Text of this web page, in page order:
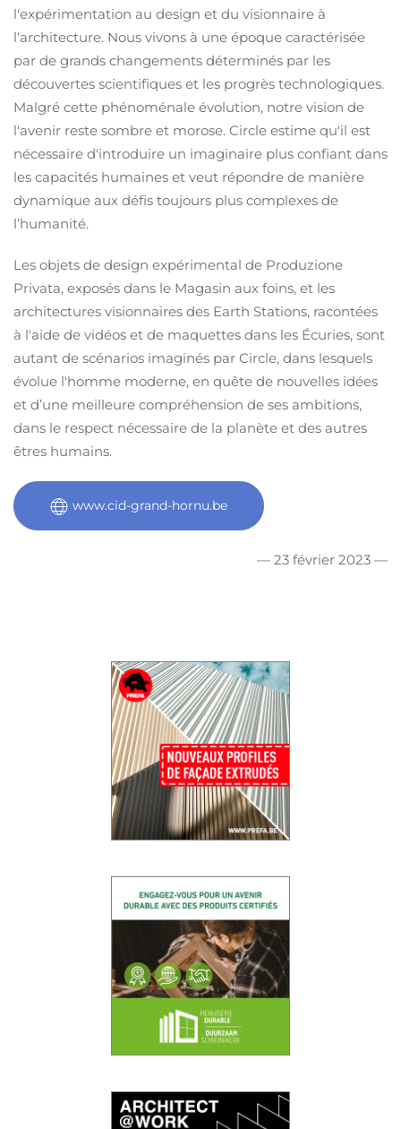
l'expérimentation au design et du visionnaire à
l'architecture. Nous vivons à une époque caractérisée
par de grands changements déterminés par les
découvertes scientifiques et les progrès technologiques.
Malgré cette phénoménale évolution, notre vision de
l'avenir reste sombre et morose. Circle estime qu'il est
nécessaire d'introduire un imaginaire plus confiant dans
les capacités humaines et veut répondre de manière
dynamique aux défis toujours plus complexes de
l’humanité.
Les objets de design expérimental de Produzione
Privata, exposés dans le Magasin aux foins, et les
architectures visionnaires des Earth Stations, racontées
à l'aide de vidéos et de maquettes dans les Écuries, sont
autant de scénarios imaginés par Circle, dans lesquels
évolue l'homme moderne, en quête de nouvelles idées
et d’une meilleure compréhension de ses ambitions,
dans le respect nécessaire de la planète et des autres
êtres humains.
www.cid-grand-hornu.be
— 23 février 2023 —